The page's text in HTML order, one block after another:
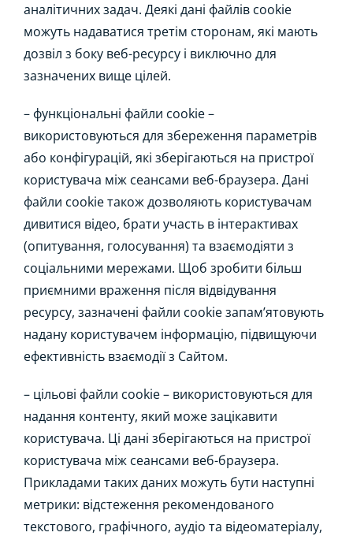
аналітичних задач. Деякі дані файлів cookie
можуть надаватися третім сторонам, які мають
дозвіл з боку веб-ресурсу і виключно для
зазначених вище цілей.
– функціональні файли cookie –
використовуються для збереження параметрів
або конфігурацій, які зберігаються на пристрої
користувача між сеансами веб-браузера. Дані
файли cookie також дозволяють користувачам
дивитися відео, брати участь в інтерактивах
(опитування, голосування) та взаємодіяти з
соціальними мережами. Щоб зробити більш
приємними враження після відвідування
ресурсу, зазначені файли cookie запам’ятовують
надану користувачем інформацію, підвищуючи
ефективність взаємодії з Сайтом.
– цільові файли cookie – використовуються для
надання контенту, який може зацікавити
користувача. Ці дані зберігаються на пристрої
користувача між сеансами веб-браузера.
Прикладами таких даних можуть бути наступні
метрики: відстеження рекомендованого
текстового, графічного, аудіо та відеоматеріалу,